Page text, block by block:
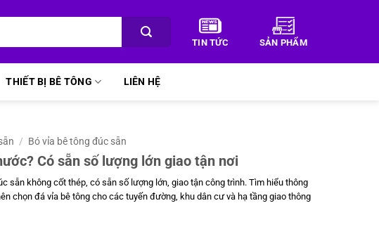
TIN TỨC SẢN PHẨM
THIẾT BỊ BÊ TÔNG LIÊN HỆ
/ Bó vỉa bê tông đúc sẵn
Có sẵn số lượng lớn giao tận nơi
sẵn không cốt thép, có sẵn số lượng lớn, giao tận công trình. Tìm hiểu thông
chọn đá vỉa bê tông cho các tuyến đường, khu dân cư và hạ tầng giao thông